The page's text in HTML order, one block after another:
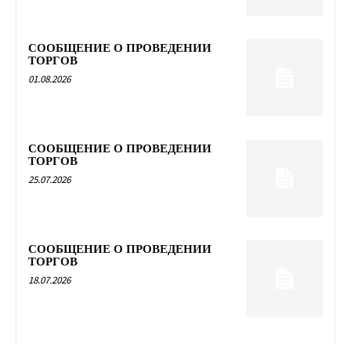
СООБЩЕНИЕ О ПРОВЕДЕНИИ
ТОРГОВ
01.08.2026
СООБЩЕНИЕ О ПРОВЕДЕНИИ
ТОРГОВ
25.07.2026
СООБЩЕНИЕ О ПРОВЕДЕНИИ
ТОРГОВ
18.07.2026